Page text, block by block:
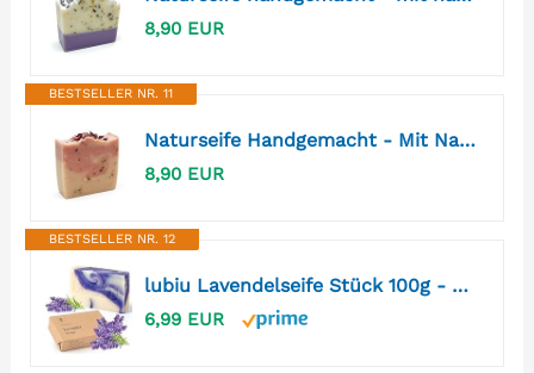
8,90 EUR
BESTSELLER NR. 11
Naturseife Handgemacht - Mit Natürlichen Ölen, Fetten und Zutaten, Vegan (Rosen-Tau Extra Pflegend mit Jojobaöl) - Sanfte Reinigung für Hände und Körper
8,90 EUR
BESTSELLER NR. 12
lubiu Lavendelseife Stück 100g - Naturseife Ohne Zusatzstoffe und Palmöl - Lavendel Seife Handgemacht - Gesichtsseife & Handseife Fest & Duschseife Damen und Männer - Natur Seife Stück - Soap Bar
6,99 EUR